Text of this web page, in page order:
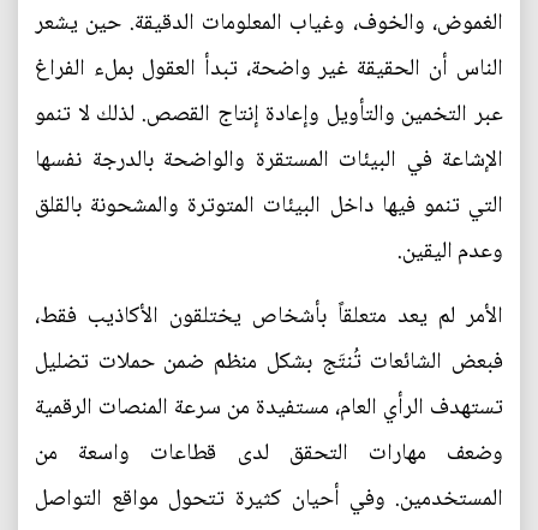
الغموض، والخوف، وغياب المعلومات الدقيقة. حين يشعر
الناس أن الحقيقة غير واضحة، تبدأ العقول بملء الفراغ
عبر التخمين والتأويل وإعادة إنتاج القصص. لذلك لا تنمو
الإشاعة في البيئات المستقرة والواضحة بالدرجة نفسها
التي تنمو فيها داخل البيئات المتوترة والمشحونة بالقلق
وعدم اليقين.
الأمر لم يعد متعلقاً بأشخاص يختلقون الأكاذيب فقط،
فبعض الشائعات تُنتَج بشكل منظم ضمن حملات تضليل
تستهدف الرأي العام، مستفيدة من سرعة المنصات الرقمية
وضعف مهارات التحقق لدى قطاعات واسعة من
المستخدمين. وفي أحيان كثيرة تتحول مواقع التواصل